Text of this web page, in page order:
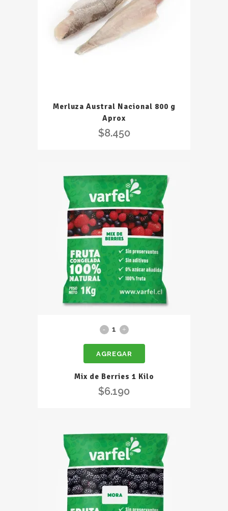
Merluza Austral Nacional 800 g
Aprox
$8.450
Mix
Berries
Kilo
quantity
AGREGAR
Mix de Berries 1 Kilo
$6.190